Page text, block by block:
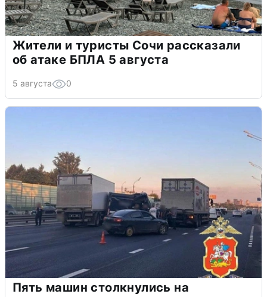
Жители и туристы Сочи рассказали
об атаке БПЛА 5 августа
5 августа 0
Пять машин столкнулись на